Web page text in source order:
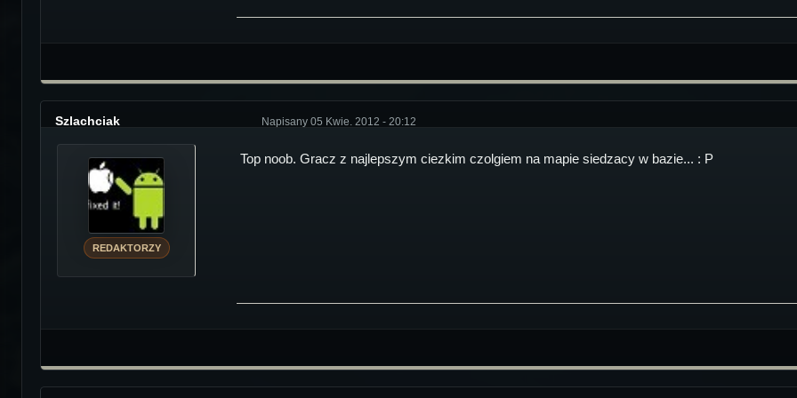
Szlachciak Napisany 05 Kwie. 2012 - 20:12
REDAKTORZY
Top noob. Gracz z najlepszym ciezkim czolgiem na mapie siedzacy w bazie... : P